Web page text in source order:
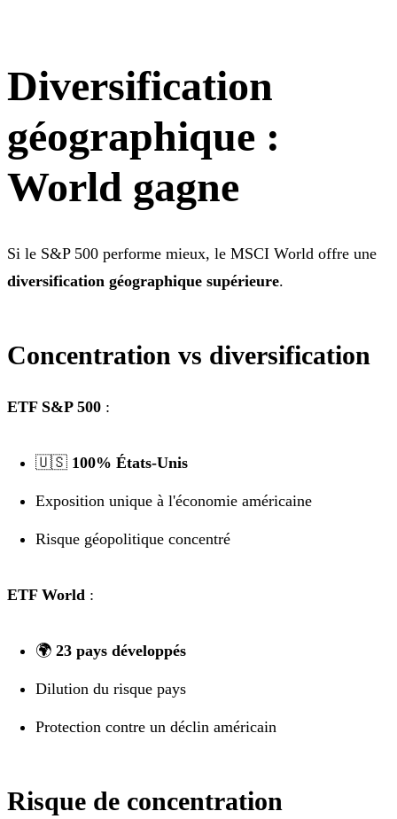
Diversification
géographique :
World gagne
Si le S&P 500 performe mieux, le MSCI World offre une
diversification géographique supérieure.
Concentration vs diversification
ETF S&P 500 :
🇺🇸 100% États-Unis
Exposition unique à l'économie américaine
Risque géopolitique concentré
ETF World :
🌍 23 pays développés
Dilution du risque pays
Protection contre un déclin américain
Risque de concentration